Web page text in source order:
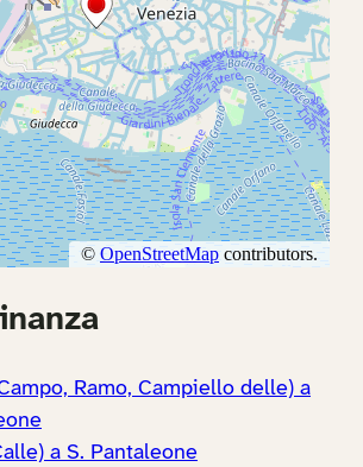
Ramo, Campiello delle) a
a S. Pantaleone